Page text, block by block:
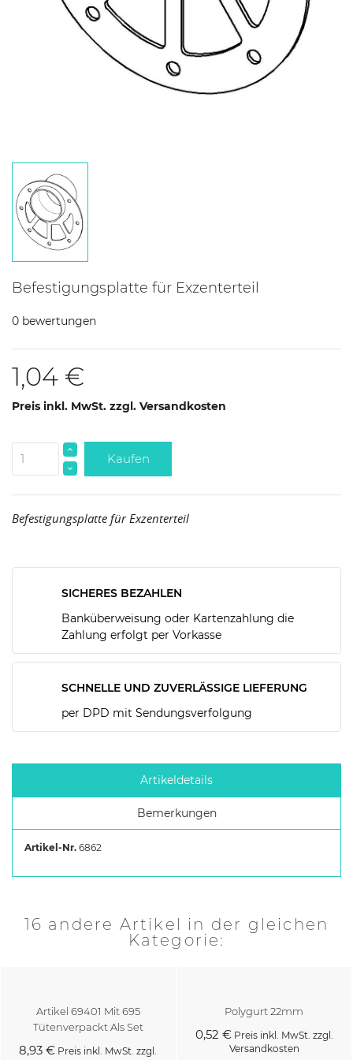
Befestigungsplatte für Exzenterteil
0 bewertungen
1,04 €
Preis inkl. MwSt. zzgl. Versandkosten
Kaufen
Befestigungsplatte für Exzenterteil
SICHERES BEZAHLEN
Banküberweisung oder Kartenzahlung die
Zahlung erfolgt per Vorkasse
SCHNELLE UND ZUVERLÄSSIGE LIEFERUNG
per DPD mit Sendungsverfolgung
Artikeldetails
Bemerkungen
Artikel-Nr. 6862
16 andere Artikel in der gleichen
Kategorie:
Artikel 69401 Mit 695
Tütenverpackt Als Set
8,93 € Preis inkl. MwSt. zzgl.
Polygurt 22mm
0,52 €Preis inkl. MwSt. zzgl.
Versandkosten